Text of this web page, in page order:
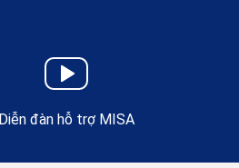
Diễn đàn hỗ trợ MISA